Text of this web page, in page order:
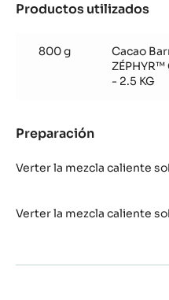
Productos utilizados
800 g
Cacao
ZÉPHYR™
- 2.5 KG
Preparación
Zephyr™
Verter la mezcla caliente
Verter la mezcla caliente